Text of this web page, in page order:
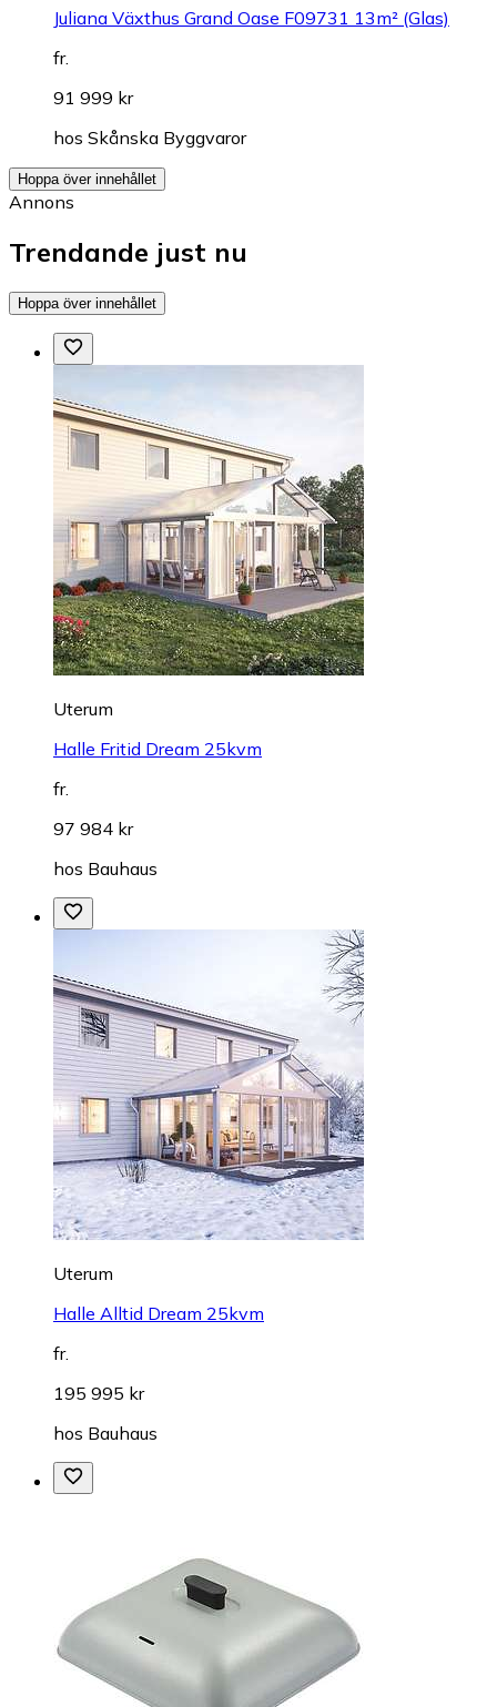
Juliana Växthus Grand Oase F09731 13m² (Glas)
fr.
91 999 kr
hos Skånska Byggvaror
Hoppa över innehållet
Annons
Trendande just nu
Hoppa över innehållet
Uterum
Halle Fritid Dream 25kvm
fr.
97 984 kr
hos Bauhaus
Uterum
Halle Alltid Dream 25kvm
fr.
195 995 kr
hos Bauhaus